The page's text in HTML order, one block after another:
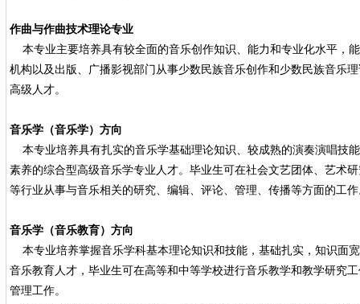
作曲与作曲技术理论专业
本专业主要培养具有较全面的音乐创作知识、能力和专业化水平，
机构以及出版、广播影视部门从事少数民族音乐创作和少数民族音乐
高级人才。
音乐学（音乐学）方向
本专业培养具有扎实的音乐学基础理论知识、较成熟的演奏演唱技
素养的综合型高级音乐学专业人才。毕业生可在社会文艺团体、艺术
等行业从事与音乐相关的研究、编辑、评论、管理、传播等方面的工作
音乐学（音乐教育）方向
本专业培养掌握音乐学科基本理论知识和技能，基础扎实，知识面
音乐教育人才，毕业生可在高等和中等学校进行音乐教学和教学研究
管理工作。